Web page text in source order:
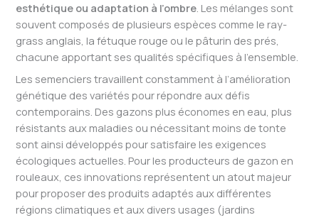
esthétique ou adaptation à l’ombre. Les mélanges sont
souvent composés de plusieurs espèces comme le ray-
grass anglais, la fétuque rouge ou le pâturin des prés,
chacune apportant ses qualités spécifiques à l’ensemble.
Les semenciers travaillent constamment à l’amélioration
génétique des variétés pour répondre aux défis
contemporains. Des gazons plus économes en eau, plus
résistants aux maladies ou nécessitant moins de tonte
sont ainsi développés pour satisfaire les exigences
écologiques actuelles. Pour les producteurs de gazon en
rouleaux, ces innovations représentent un atout majeur
pour proposer des produits adaptés aux différentes
régions climatiques et aux divers usages (jardins